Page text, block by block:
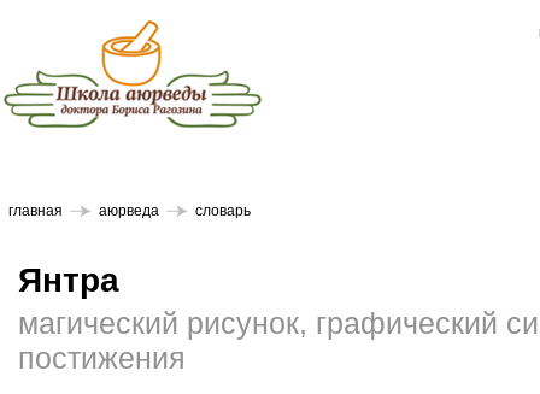
главная аюрведа словарь
Янтра
магический рисунок, графический
постижения